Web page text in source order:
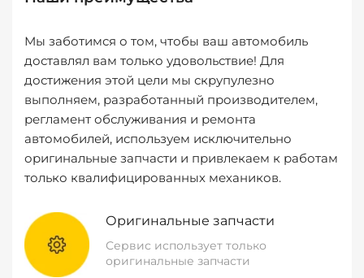
Мы заботимся о том, чтобы ваш автомобиль
доставлял вам только удовольствие! Для
достижения этой цели мы скрупулезно
выполняем, разработанный производителем,
регламент обслуживания и ремонта
автомобилей, используем исключительно
оригинальные запчасти и привлекаем к работам
только квалифицированных механиков.
Оригинальные запчасти
Сервис использует только
оригинальные запчасти